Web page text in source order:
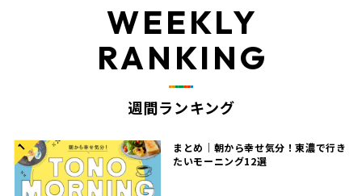
WEEKLY
RANKING
週間ランキング
1
まとめ｜朝から幸せ気分！東濃で行き
たいモーニング12選